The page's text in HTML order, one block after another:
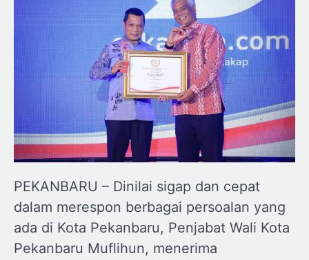
PEKANBARU – Dinilai sigap dan cepat
dalam merespon berbagai persoalan yang
ada di Kota Pekanbaru, Penjabat Wali Kota
Pekanbaru Muflihun, menerima